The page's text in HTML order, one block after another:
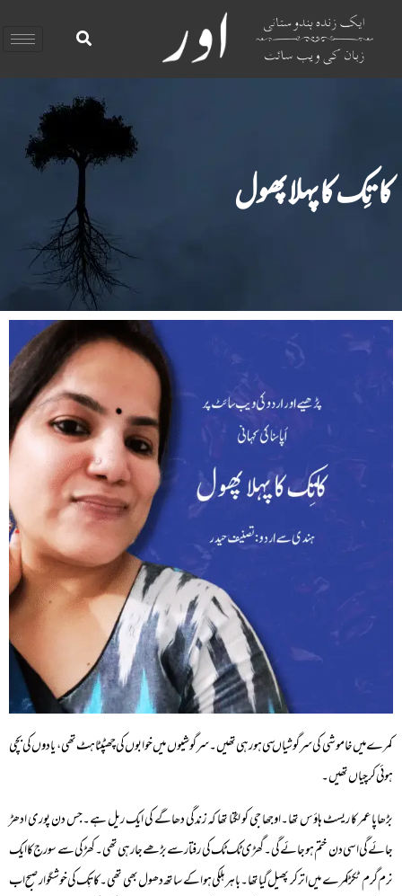
کاتِک کا پہلا پھول
کمرے میں خاموشی کی سرگوشیاں سی ہورہی تھیں۔سرگوشیوں میں خوابوں کی چھٹپٹاہٹ تھی ، یادوں کی بچی
ہوئی کرچیاں تھیں۔
بڑھاپا عمر کا ریسٹ ہاؤس تھا۔اوجھا جی کو لگتا تھا کہ زندگی دھاگے کی ایک ریل ہے۔جس دن پوری ادھڑ
جائے گی اسی دن ختم ہوجائے گی۔گھڑی ٹک ٹک کی رفتار سے بڑھے جارہی تھی۔کھڑکی سے سورج کا ایک
نرم گرم ٹکڑا کمرے میں اتر کر پھیل گیا تھا۔باہر ہلکی ہوا کے ساتھ دھول بھی تھی۔کاتِک کی خوشگوار صبح اب